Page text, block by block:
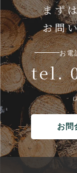
まず
お問
お電
tel.
(
お問